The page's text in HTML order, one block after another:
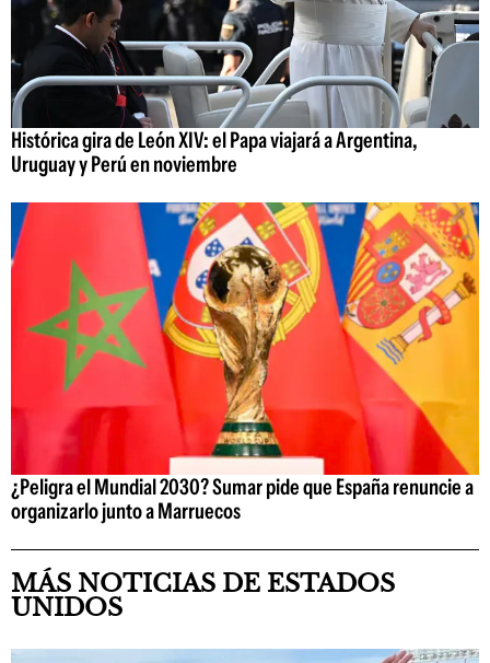
Histórica gira de León XIV: el Papa viajará a Argentina,
Uruguay y Perú en noviembre
¿Peligra el Mundial 2030? Sumar pide que España renuncie a
organizarlo junto a Marruecos
MÁS NOTICIAS DE ESTADOS
UNIDOS